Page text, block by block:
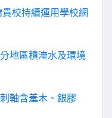
校持續運用學校網
地區積淹水及環境
軸含羞木、銀膠